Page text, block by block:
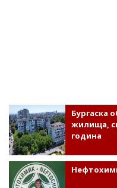
Бургаска
жилища,
година